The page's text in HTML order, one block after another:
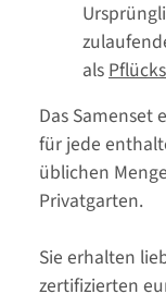
als
Das Samenset
für jede
üblichen
Privatgarten.
Sie erhalten
zertifizierten